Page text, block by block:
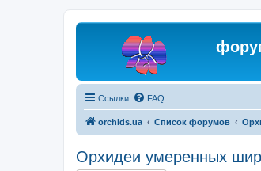
Ссылки FAQ
orchids.ua Список форумов
Орхидеи умеренных